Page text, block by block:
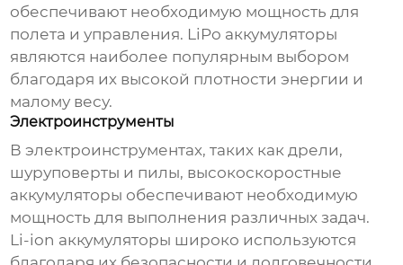
обеспечивают необходимую мощность для
полета и управления. LiPo аккумуляторы
являются наиболее популярным выбором
благодаря их высокой плотности энергии и
малому весу.
Электроинструменты
В электроинструментах, таких как дрели,
шуруповерты и пилы, высокоскоростные
аккумуляторы обеспечивают необходимую
мощность для выполнения различных задач.
Li-ion аккумуляторы широко используются